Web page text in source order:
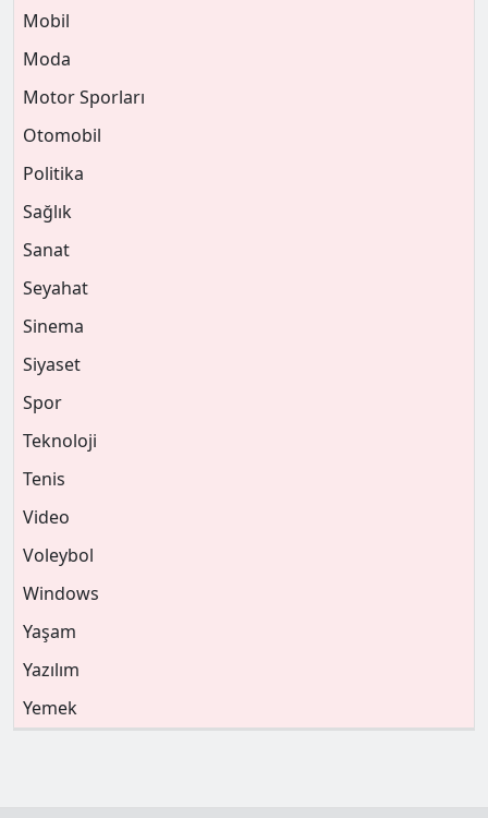
Mobil
Moda
Motor Sporları
Otomobil
Politika
Sağlık
Sanat
Seyahat
Sinema
Siyaset
Spor
Teknoloji
Tenis
Video
Voleybol
Windows
Yaşam
Yazılım
Yemek